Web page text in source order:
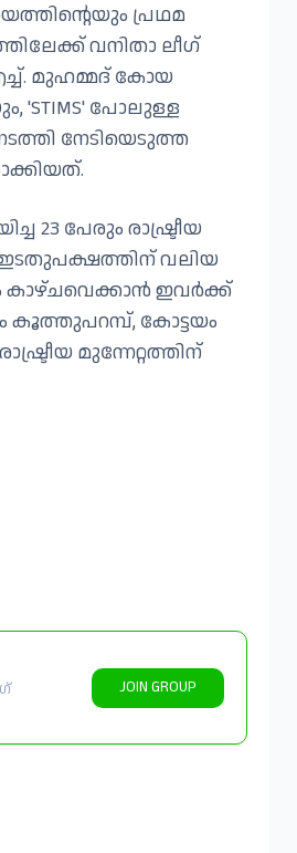
പ്രഥമ
വനിതാ ലീഗ്
മുഹമ്മദ് കോയ
'STIMS' പോലുള്ള
നേടിയെടുത്ത
23 പേരും രാഷ്ട്രീയ
വലിയ
ഇവർക്ക്
കൂത്തുപറമ്പ്, കോട്ടയം
മുന്നേറ്റത്തിന്
JOIN GROUP